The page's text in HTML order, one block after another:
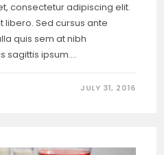
consectetur adipiscing elit.
libero. Sed cursus ante
quis sem at nibh
sagittis ipsum.…
JULY 31, 2016